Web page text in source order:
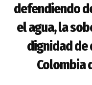
defendiendo
el agua, la
dignidad de
Colombia